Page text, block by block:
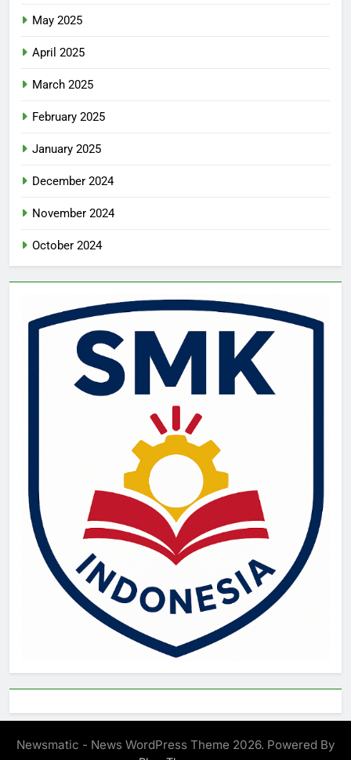
May 2025
April 2025
March 2025
February 2025
January 2025
December 2024
November 2024
October 2024
Newsmatic - News WordPress Theme 2026. Powered By